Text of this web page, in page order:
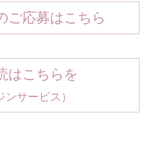
ご応募はこちら
はこちらを
サービス）